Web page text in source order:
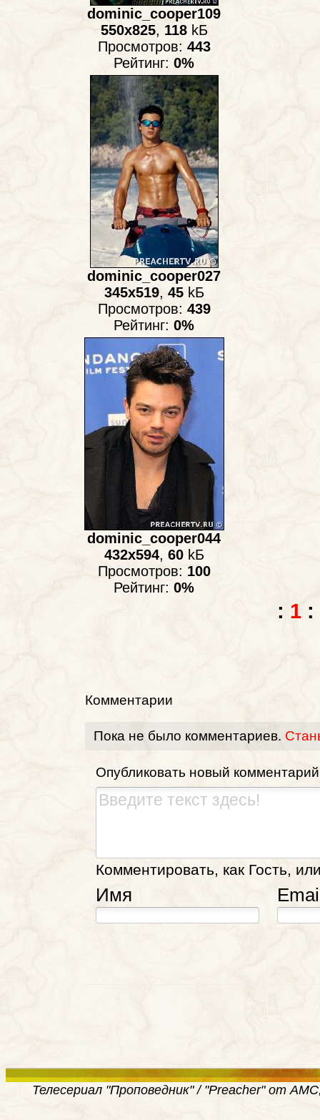
dominic_cooper109
550x825, 118kБ
Просмотров: 443
Рейтинг: 0%
dominic_cooper027
345x519, 45kБ
Просмотров: 439
Рейтинг: 0%
dominic_cooper044
432x594, 60kБ
Просмотров: 100
Рейтинг: 0%
: 1 :
Комментарии
Пока не было комментариев.
Опубликовать новый комментарий
Комментировать, как Гость,
Имя
Телесериал "Проповедник" / "Preacher" от